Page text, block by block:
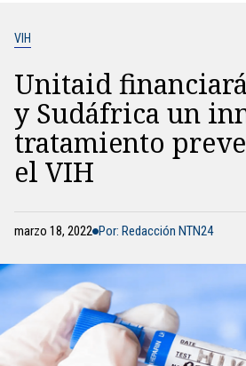
VIH
Unitaid
y Sudáfrica un
tratamiento
el VIH
marzo 18, 2022 Por: Redacción NTN24